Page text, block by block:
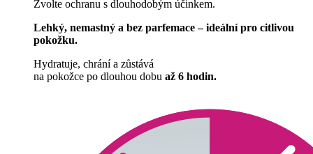
Zvolte ochranu s dlouhodobým účinkem.
Lehký, nemastný a bez parfemace – ideální pro citlivou
pokožku.
Hydratuje, chrání a zůstává
na pokožce po dlouhou dobu až 6 hodin.